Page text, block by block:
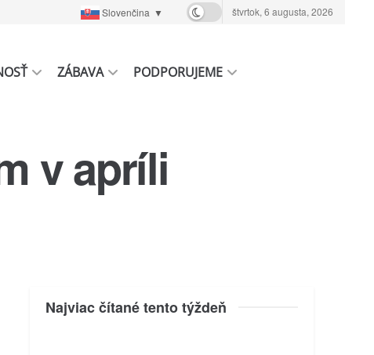
Slovenčina ▼ štvrtok, 6 augusta, 2026
ZÁBAVA PODPORUJEME
v apríli
Najviac čítané tento týždeň